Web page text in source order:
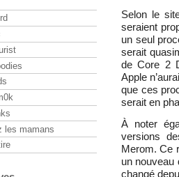
Selon le
seraient
un seul
serait
de Core 2
Apple
que ces
serait en
À noter
versions
Merom. Ce
un nouveau
changé
les mamans